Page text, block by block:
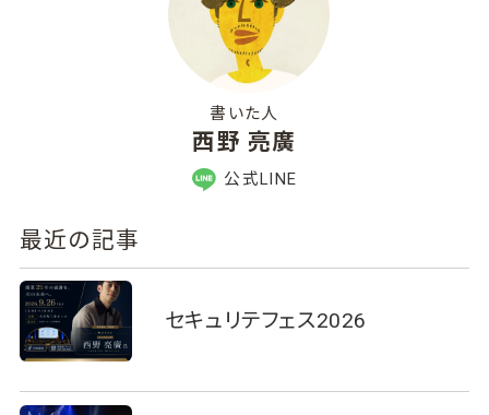
書いた人
西野 亮廣
公式LINE
最近の記事
セキュリテフェス2026